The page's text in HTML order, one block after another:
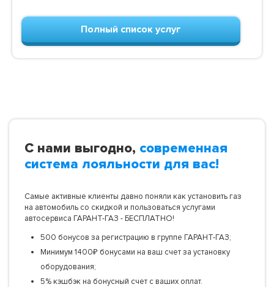
Полный список услуг
С нами выгодно, современная
система лояльности для вас!
Самые активные клиенты давно поняли как установить газ
на автомобиль со скидкой и пользоваться услугами
автосервиса ГАРАНТ-ГАЗ - БЕСПЛАТНО!
500 бонусов за регистрацию в группе ГАРАНТ-ГАЗ;
Минимум 1400₽ бонусами на ваш счет за установку
оборудования;
5% кэшбэк на бонусный счет с ваших оплат.